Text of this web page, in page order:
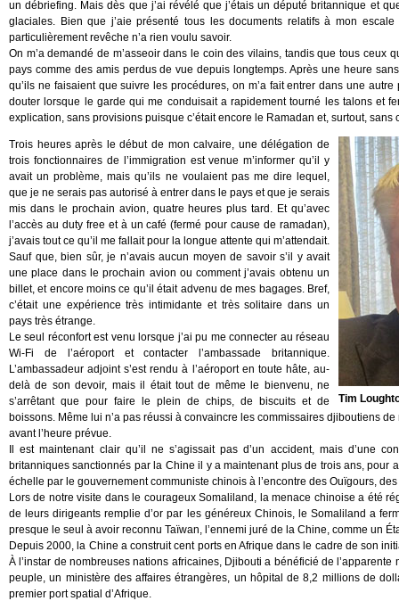
un débriefing. Mais dès que j’ai révélé que j’étais un député britannique et
glaciales. Bien que j’aie présenté tous les documents relatifs à mon
particulièrement revêche n’a rien voulu savoir.
On m’a demandé de m’asseoir dans le coin des vilains, tandis que tous
pays comme des amis perdus de vue depuis longtemps. Après une heure
qu’ils ne faisaient que suivre les procédures, on m’a fait entrer dans une
douter lorsque le garde qui me conduisait a rapidement tourné les talons et
explication, sans provisions puisque c’était encore le Ramadan et, surtout, sans
Tim
Trois heures après le début de mon calvaire, une délégation de
trois fonctionnaires de l’immigration est venue m’informer qu’il y
avait un problème, mais qu’ils ne voulaient pas me dire lequel,
que je ne serais pas autorisé à entrer dans le pays et que je serais
mis dans le prochain avion, quatre heures plus tard. Et qu’avec
l’accès au duty free et à un café (fermé pour cause de ramadan),
j’avais tout ce qu’il me fallait pour la longue attente qui m’attendait.
Sauf que, bien sûr, je n’avais aucun moyen de savoir s’il y avait
une place dans le prochain avion ou comment j’avais obtenu un
billet, et encore moins ce qu’il était advenu de mes bagages. Bref,
c’était une expérience très intimidante et très solitaire dans un
pays très étrange.
Le seul réconfort est venu lorsque j’ai pu me connecter au réseau
Wi-Fi de l’aéroport et contacter l’ambassade britannique.
L’ambassadeur adjoint s’est rendu à l’aéroport en toute hâte, au-
delà de son devoir, mais il était tout de même le bienvenu, ne
s’arrêtant que pour faire le plein de chips, de biscuits et de
boissons. Même lui n’a pas réussi à convaincre les commissaires djiboutiens
avant l’heure prévue.
Il est maintenant clair qu’il ne s’agissait pas d’un accident, mais d’une
britanniques sanctionnés par la Chine il y a maintenant plus de trois ans, pour
échelle par le gouvernement communiste chinois à l’encontre des Ouïgours,
Lors de notre visite dans le courageux Somaliland, la menace chinoise a été
de leurs dirigeants remplie d’or par les généreux Chinois, le Somaliland a
presque le seul à avoir reconnu Taïwan, l’ennemi juré de la Chine, comme un
Depuis 2000, la Chine a construit cent ports en Afrique dans le cadre de son
À l’instar de nombreuses nations africaines, Djibouti a bénéficié de
peuple, un ministère des affaires étrangères, un hôpital de 8,2 millions de
premier port spatial d’Afrique.